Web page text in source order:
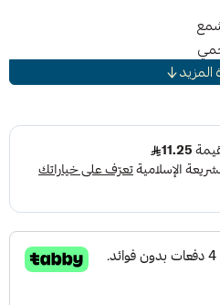
أحادي المرحلة
التقليدي
، أو الملمع ثنائي الفعل
والعيوب السطحية
المزيد